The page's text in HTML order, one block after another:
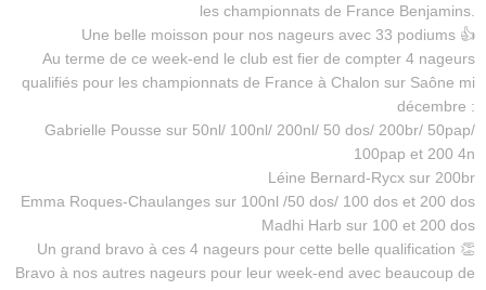
les championnats de France Benjamins.
Une belle moisson pour nos nageurs avec 33 podiums 👍
Au terme de ce week-end le club est fier de compter 4 nageurs
qualifiés pour les championnats de France à Chalon sur Saône mi
décembre :
Gabrielle Pousse sur 50nl/ 100nl/ 200nl/ 50 dos/ 200br/ 50pap/
100pap et 200 4n
Léine Bernard-Rycx sur 200br
Emma Roques-Chaulanges sur 100nl /50 dos/ 100 dos et 200 dos
Madhi Harb sur 100 et 200 dos
Un grand bravo à ces 4 nageurs pour cette belle qualification 👏
Bravo à nos autres nageurs pour leur week-end avec beaucoup de